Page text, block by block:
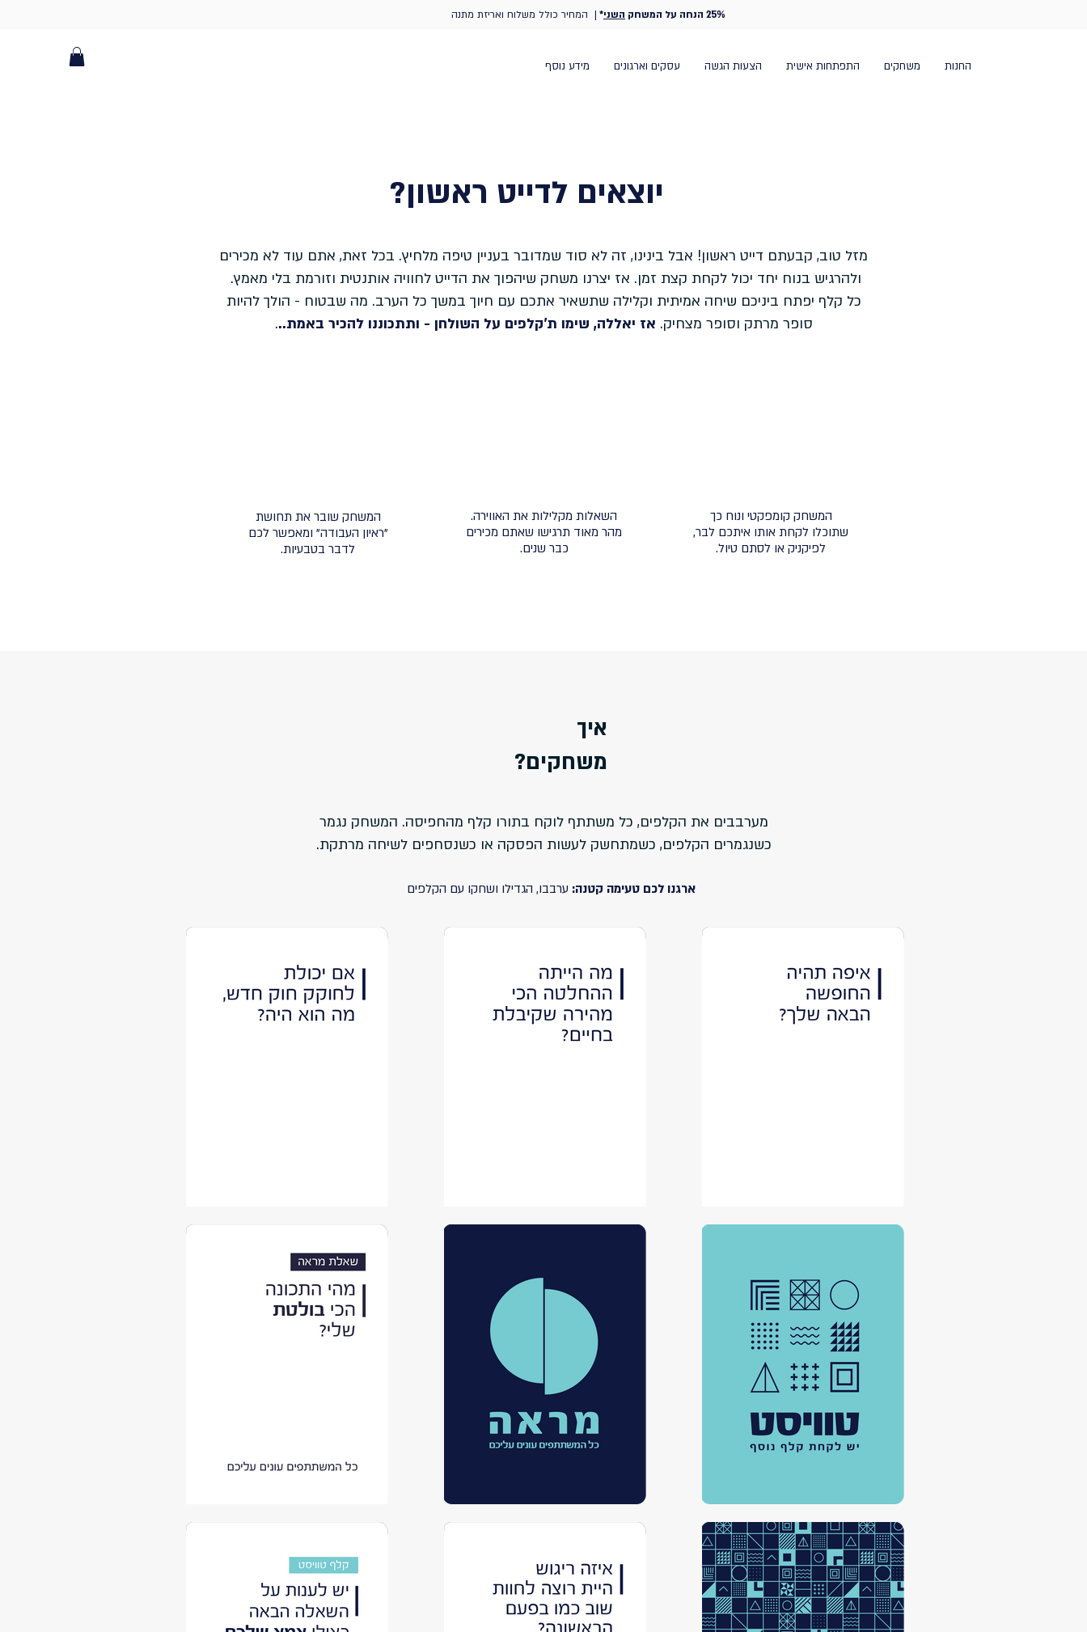
החנות משחקים התפתחות אישית הצעות הגשה עסקים וארגונים מידע נוסף
25% הנחה על המשחק השני* | המחיר כולל משלוח ואריזת מתנה
יוצאים לדייט ראשון?
מזל טוב, קבעתם דייט ראשון! אבל בינינו, זה לא סוד שמדובר בעניין טיפה מלחיץ. בכל זאת, אתם עוד לא מכירים
ולהרגיש בנוח יחד יכול לקחת קצת זמן. אז יצרנו משחק שיהפוך את הדייט לחוויה אותנטית וזורמת בלי מאמץ.
כל קלף יפתח ביניכם שיחה אמיתית וקלילה שתשאיר אתכם עם חיוך במשך כל הערב. מה שבטוח - הולך להיות
סופר מרתק וסופר מצחיק. אז יאללה, שימו ת'קלפים על השולחן - ותתכוננו להכיר באמת...
המשחק שובר את תחושת
"ראיון העבודה" ומאפשר לכם
לדבר בטבעיות.
השאלות מקלילות את האווירה.
מהר מאוד תרגישו שאתם מכירים
כבר שנים.
המשחק קומפקטי ונוח כך
שתוכלו לקחת אותו איתכם לבר,
לפיקניק או לסתם טיול.
איך
משחקים?
מערבבים את הקלפים, כל משתתף לוקח בתורו קלף מהחפיסה. המשחק נגמר
כשנגמרים הקלפים, כשמתחשק לעשות הפסקה או כשנסחפים לשיחה מרתקת.
ארגנו לכם טעימה קטנה: ערבבו, הגדילו ושחקו עם הקלפים